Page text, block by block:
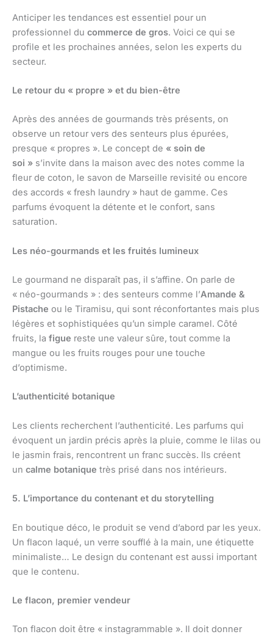
Anticiper les tendances est essentiel pour un
professionnel du commerce de gros. Voici ce qui se
profile et les prochaines années, selon les experts du
secteur.
Le retour du « propre » et du bien-être
Après des années de gourmands très présents, on
observe un retour vers des senteurs plus épurées,
presque « propres ». Le concept de « soin de
soi » s’invite dans la maison avec des notes comme la
fleur de coton, le savon de Marseille revisité ou encore
des accords « fresh laundry » haut de gamme. Ces
parfums évoquent la détente et le confort, sans
saturation.
Les néo-gourmands et les fruités lumineux
Le gourmand ne disparaît pas, il s’affine. On parle de
« néo-gourmands » : des senteurs comme l’Amande &
Pistache ou le Tiramisu, qui sont réconfortantes mais plus
légères et sophistiquées qu’un simple caramel. Côté
fruits, la figue reste une valeur sûre, tout comme la
mangue ou les fruits rouges pour une touche
d’optimisme.
L’authenticité botanique
Les clients recherchent l’authenticité. Les parfums qui
évoquent un jardin précis après la pluie, comme le lilas ou
le jasmin frais, rencontrent un franc succès. Ils créent
un calme botanique très prisé dans nos intérieurs.
5. L’importance du contenant et du storytelling
En boutique déco, le produit se vend d’abord par les yeux.
Un flacon laqué, un verre soufflé à la main, une étiquette
minimaliste… Le design du contenant est aussi important
que le contenu.
Le flacon, premier vendeur
Ton flacon doit être « instagrammable ». Il doit donner